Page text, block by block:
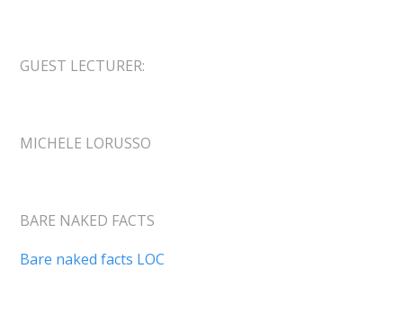
GUEST LECTURER:
MICHELE LORUSSO
BARE NAKED FACTS
Bare naked facts LOC